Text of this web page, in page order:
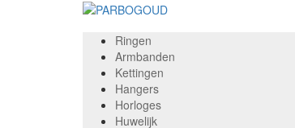
Ringen
Armbanden
Kettingen
Hangers
Horloges
Huwelijk